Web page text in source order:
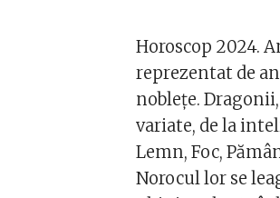
Horoscop 2024.
reprezentat de
noblețe.
variate, de la
Lemn, Foc,
Norocul lor se